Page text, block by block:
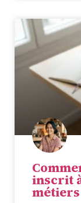
inscrit
métiers